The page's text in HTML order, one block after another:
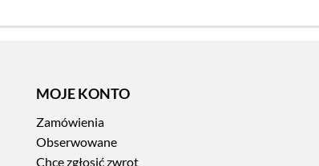
MOJE KONTO
Zamówienia
Obserwowane
Chcę zgłosić zwrot